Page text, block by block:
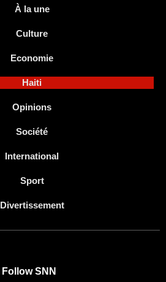
À la une
Culture
Economie
Haiti
Opinions
Société
International
Sport
Divertissement
Follow SNN